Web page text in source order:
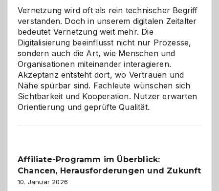
Vernetzung wird oft als rein technischer Begriff
verstanden. Doch in unserem digitalen Zeitalter
bedeutet Vernetzung weit mehr. Die
Digitalisierung beeinflusst nicht nur Prozesse,
sondern auch die Art, wie Menschen und
Organisationen miteinander interagieren.
Akzeptanz entsteht dort, wo Vertrauen und
Nähe spürbar sind. Fachleute wünschen sich
Sichtbarkeit und Kooperation. Nutzer erwarten
Orientierung und geprüfte Qualität.
Affiliate-Programm im Überblick:
Chancen, Herausforderungen und Zukunft
10. Januar 2026